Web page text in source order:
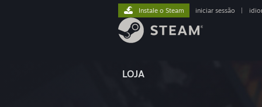
LOJA
Instale o Steam iniciar sessão